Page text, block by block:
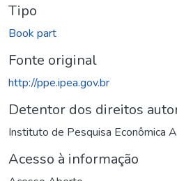
Tipo
Book part
Fonte original
http://ppe.ipea.gov.br
Detentor dos direitos
Instituto de Pesquisa Econômica
Acesso à informação